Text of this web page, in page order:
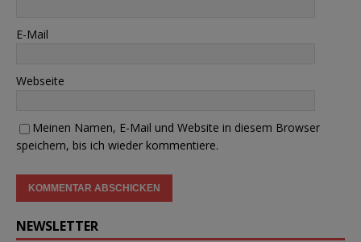
E-Mail
Webseite
Meinen Namen, E-Mail und Website in diesem Browser
speichern, bis ich wieder kommentiere.
NEWSLETTER